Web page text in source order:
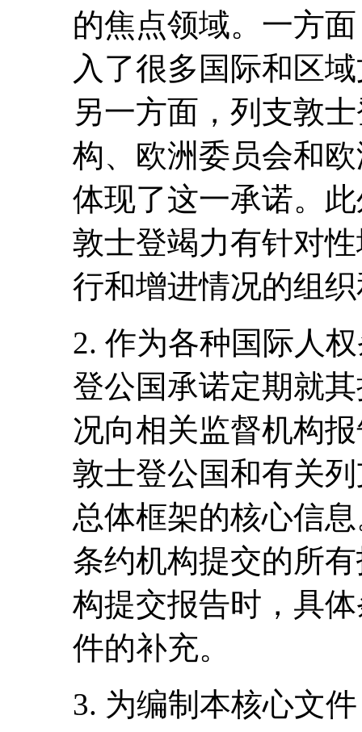
的焦点领域。一方
入了很多国际和区
另一方面，列支敦
构、欧洲委员会和
体现了这一承诺。
敦士登竭力有针对
行和增进情况的组
2. 作为各种国际人
登公国承诺定期就
况向相关监督机构
敦士登公国和有关
总体框架的核心信
条约机构提交的所
构提交报告时，具
件的补充。
3. 为编制本核心文